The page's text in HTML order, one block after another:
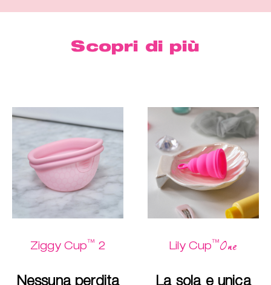
Scopri di più
Ziggy Cup™ 2
Nessuna perdita
Lily Cup™One
La sola e unica